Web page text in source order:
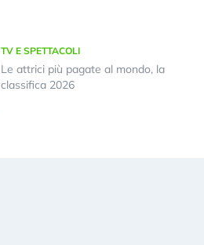
TV E SPETTACOLI
Le attrici più pagate al mondo, la
classifica 2026